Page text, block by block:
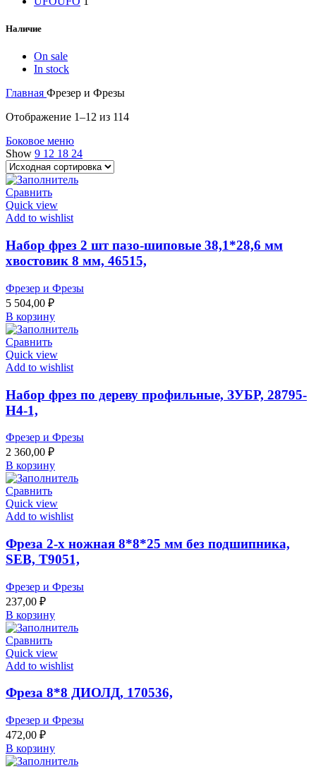
Наличие
On sale
In stock
Главная Фрезер и Фрезы
Отображение 1–12 из 114
Боковое меню
Show 9 12 18 24
Сравнить
Quick view
Add to wishlist
Набор фрез 2 шт пазо-шиповые 38,1*28,6 мм
хвостовик 8 мм, 46515,
Фрезер и Фрезы
5 504,00 ₽
В корзину
Сравнить
Quick view
Add to wishlist
Набор фрез по дереву профильные, ЗУБР, 28795-
Н4-1,
Фрезер и Фрезы
2 360,00 ₽
В корзину
Сравнить
Quick view
Add to wishlist
Фреза 2-х ножная 8*8*25 мм без подшипника,
SEB, Т9051,
Фрезер и Фрезы
237,00 ₽
В корзину
Сравнить
Quick view
Add to wishlist
Фреза 8*8 ДИОЛД, 170536,
Фрезер и Фрезы
472,00 ₽
В корзину